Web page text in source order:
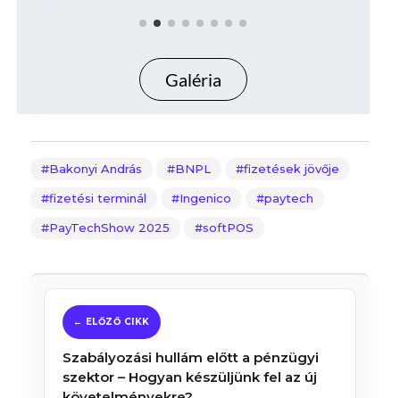
Galéria
Bakonyi András BNPL fizetések jövője
fizetési terminál Ingenico paytech
PayTechShow 2025 softPOS
Szabályozási hullám előtt a pénzügyi
szektor – Hogyan készüljünk fel az új